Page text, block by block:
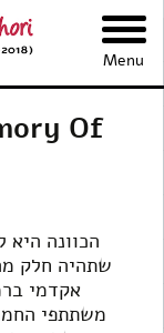
Of
הכוונה
שתהיה חלק
אקדמי
משתתפי
Menu